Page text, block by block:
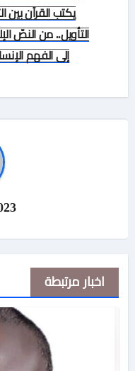
المقالات
يكتب القرآن بين
التأويل.. من النصّ
إلى الفهم
اخبار مرتبطة